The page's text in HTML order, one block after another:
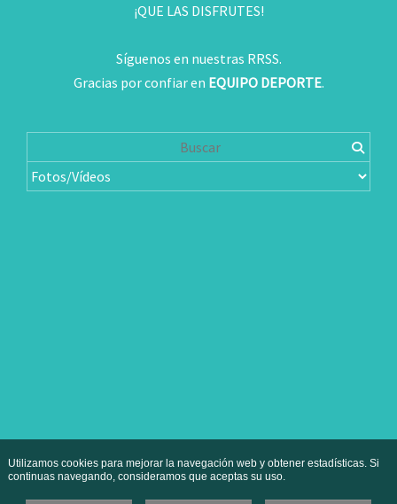
¡QUE LAS DISFRUTES!
Síguenos en nuestras RRSS.
Gracias por confiar en EQUIPO DEPORTE.
Utilizamos cookies para mejorar la navegación web y obtener estadísticas. Si
continuas navegando, consideramos que aceptas su uso.